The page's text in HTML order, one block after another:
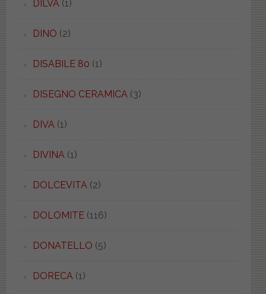
DILVA(1)
DINO (2)
DISABILE 80 (1)
DISEGNO CERAMICA(3)
DIVA(1)
DIVINA(1)
DOLCEVITA(2)
DOLOMITE(116)
DONATELLO (5)
DORECA(1)